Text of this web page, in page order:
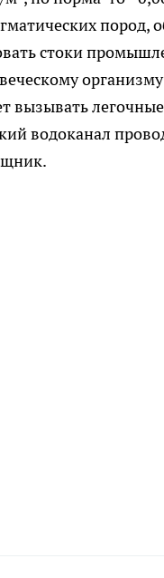
пород,
стоки
легочные
водоканал